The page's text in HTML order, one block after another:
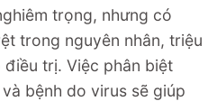
trọng, nhưng có
trong nguyên nhân, triệu
trị. Việc phân biệt
bệnh do virus sẽ giúp